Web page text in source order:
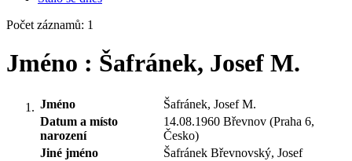
Počet záznamů: 1
Jméno : Šafránek, Josef M.
Jméno
Šafránek, Josef M.
Datum a místo
narození
14.08.1960 Břevnov (Praha 6,
Česko)
Jiné jméno
Šafránek Břevnovský, Josef